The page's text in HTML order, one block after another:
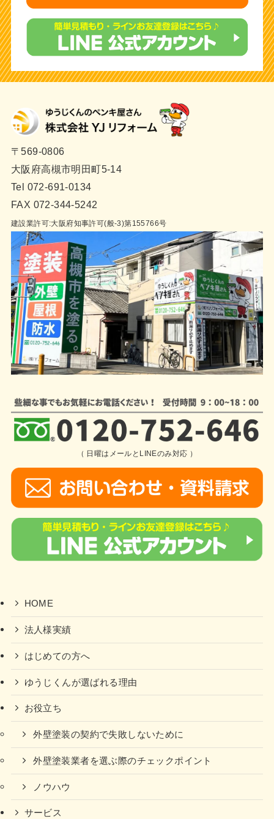
〒569-0806
大阪府高槻市明田町5-14
Tel 072-691-0134
FAX 072-344-5242
建設業許可:大阪府知事許可(般-3)第155766号
（ 日曜はメールとLINEのみ対応 ）
HOME
法人様実績
はじめての方へ
ゆうじくんが選ばれる理由
お役立ち
外壁塗装の契約で失敗しないために
外壁塗装業者を選ぶ際のチェックポイント
ノウハウ
サービス